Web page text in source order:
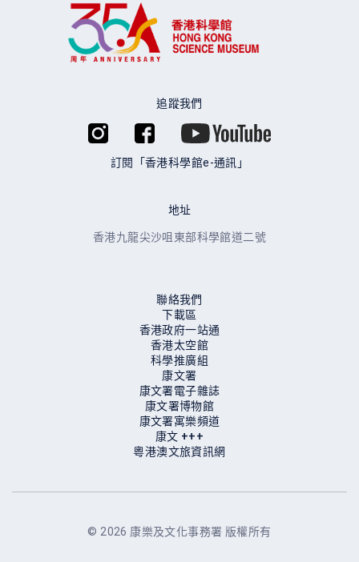
追蹤我們
訂閱「香港科學館e-通訊」
地址
香港九龍尖沙咀東部科學館道二號
聯絡我們
下載區
香港政府一站通
香港太空館
科學推廣組
康文署
康文署電子雜誌
康文署博物館
康⽂署寓樂頻道
康⽂ +++
粵港澳文旅資訊網
© 2026 康樂及文化事務署 版權所有